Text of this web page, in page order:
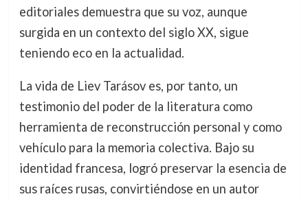
editoriales demuestra que su voz, aunque
surgida en un contexto del siglo XX, sigue
teniendo eco en la actualidad.
La vida de Liev Tarásov es, por tanto, un
testimonio del poder de la literatura como
herramienta de reconstrucción personal y como
vehículo para la memoria colectiva. Bajo su
identidad francesa, logró preservar la esencia de
sus raíces rusas, convirtiéndose en un autor